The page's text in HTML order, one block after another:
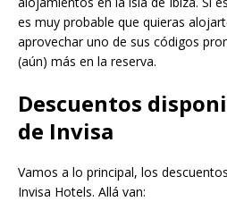
es muy probable que quieras
aprovechar uno de sus códigos
(aún) más en la reserva.
Descuentos
de Invisa
Vamos a lo principal, los
Invisa Hotels. Allá van: